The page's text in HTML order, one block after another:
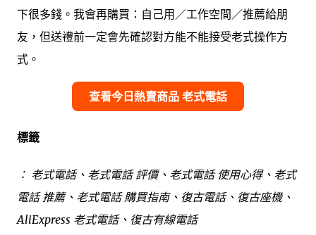
下很多錢。我會再購買：自己用／工作空間／推薦給朋
友，但送禮前一定會先確認對方能不能接受老式操作方
式。
查看今日熱賣商品 老式電話
標籤
： 老式電話、老式電話 評價、老式電話 使用心得、老式
電話 推薦、老式電話 購買指南、復古電話、復古座機、
AliExpress 老式電話、復古有線電話